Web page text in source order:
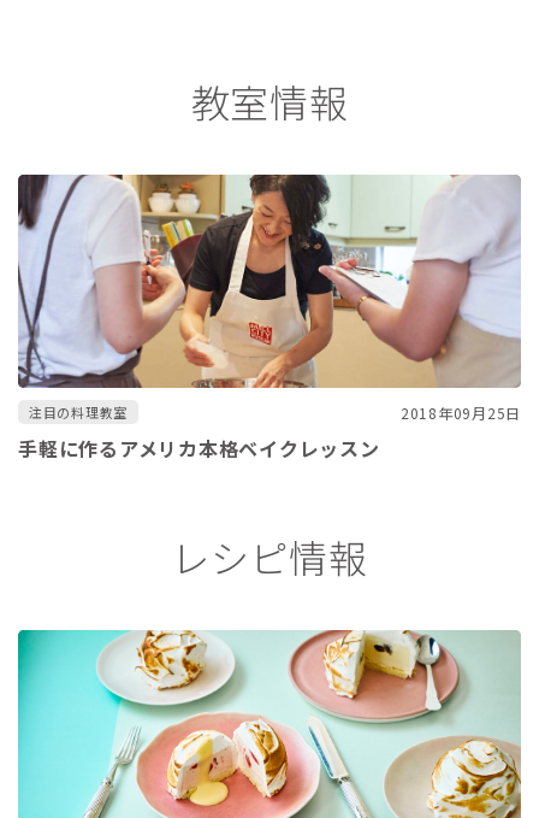
教室情報
注目の料理教室 2018年09月25日
手軽に作るアメリカ本格ベイクレッスン
レシピ情報